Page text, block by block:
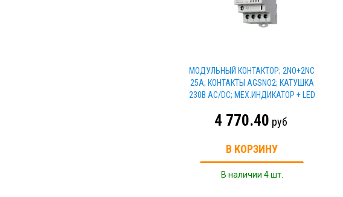
МОДУЛЬНЫЙ КОНТАКТОР; 2NO+2NC
25А; КОНТАКТЫ AGSNO2; КАТУШКА
230В АС/DC; МЕХ.ИНДИКАТОР + LED
4 770.40 руб
В КОРЗИНУ
В наличии 4 шт.